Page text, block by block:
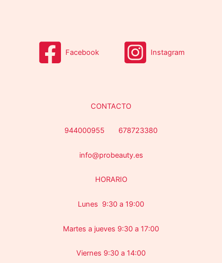
Facebook Instagram
CONTACTO
944000955 678723380
info@probeauty.es
HORARIO
Lunes 9:30 a 19:00
Martes a jueves 9:30 a 17:00
Viernes 9:30 a 14:00